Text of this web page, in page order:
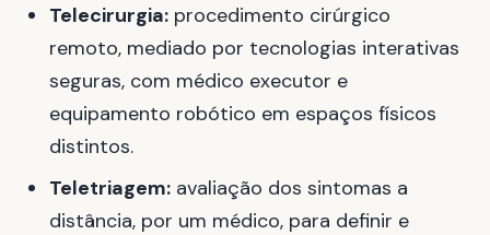
Telecirurgia: procedimento cirúrgico
remoto, mediado por tecnologias interativas
seguras, com médico executor e
equipamento robótico em espaços físicos
distintos.
Teletriagem: avaliação dos sintomas a
distância, por um médico, para definir e